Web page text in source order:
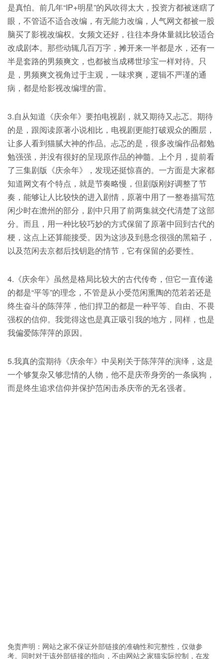
是真怕。前几年“IP+明星”的风吹得太大，投资方都被迷瞎了
眼，不管适不适合改编，有无能力改编，人气网文都被一股
脑买了影视改编权。女频文还好，往往本身体量就比较适合
改成剧本。那些动辄几百万字，摊开来一半都是水，还有一
半是套路的男频爽文，也都被当成稀世珍宝一样对待。只
是，男频爽文视角过于主观，一味求爽，逻辑不严谨的通
病，都是给影视改编埋的雷。
3.自从知道《庆余年》要拍电视剧，就又期待又忐忑。期待
的是，跟阅读原著小说相比，电视剧更能打破观众的圈层，
让多人看到猫腻大神的作品。忐忑的是，很多改编作品都勉
勉强强，并没有很好的呈现原作品的神髓。上个月，提前看
了三集剧版《庆余年》，发现还挺惊喜的。一方面是大家都
知道网文有个特点，就是节奏略慢，但剧版刚好调整了节
奏，能够让人比较快的进入剧情，原著中用了一整卷描写范
闲少时在澹州的部分，剧中只用了前两集就交代清楚了这部
分。而且，用一种比较巧妙的方式保留了原著中回到古代的
梗，这点上还算能接受。因为这涉及到悬念很强的黑箱子，
以及范闲去京都后找钥匙的情节，它有保留的必要性。
4.《庆余年》虽然是格局比较大的古代传奇，但它一直传递
的都是“平等”的理念，不管是从小受范闲熏陶的范若若还是
终生奋斗的陈萍萍，他们捍卫的都是一种平等、自由、不畏
强权的信仰。我觉得这也是真正吸引我的地方，同样，也是
我偏爱陈萍萍的原因。
5.我真的蛮期待《庆余年》中吴刚关于陈萍萍的演绎，这是
一个够复杂又够悲情的人物，他不是庆帝身旁的一条疯狗，
而是终生追求信仰并保护范闲击杀庆帝的无名强者。
免责声明：网站之家不保证外部链接的准确性和完整性，仅做参
考。同时对于该外部链接的指向，不由网站之家猫实际控制，在发